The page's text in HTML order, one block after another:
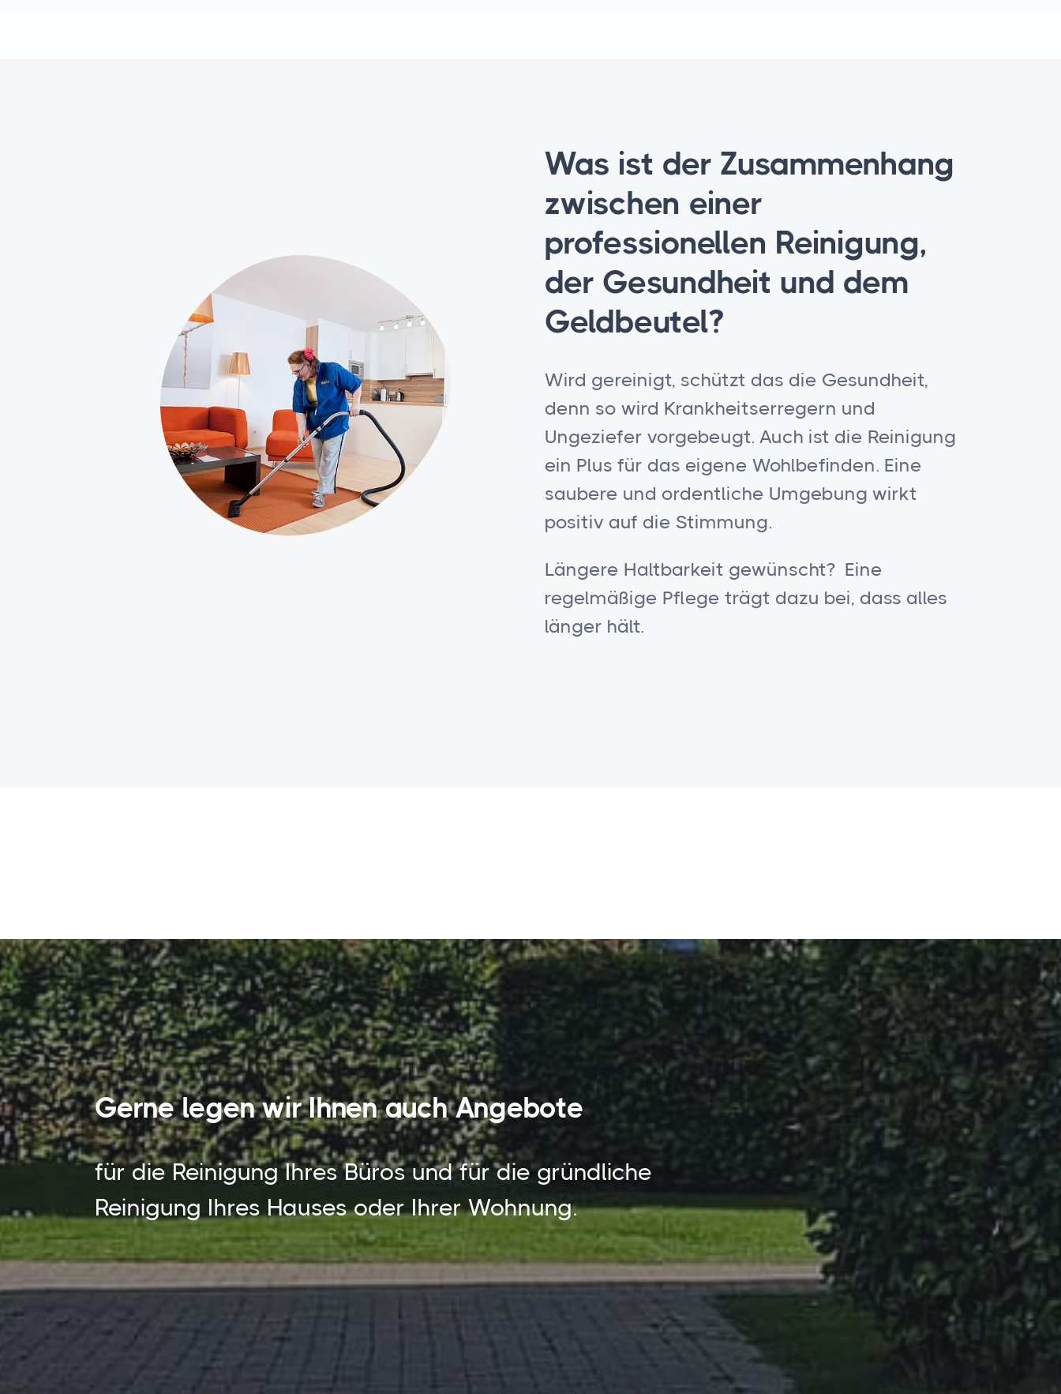
Was ist der Zusammenhang
zwischen einer
professionellen Reinigung,
der Gesundheit und dem
Geldbeutel?
Wird gereinigt, schützt das die Gesundheit,
denn so wird Krankheitserregern und
Ungeziefer vorgebeugt. Auch ist die Reinigung
ein Plus für das eigene Wohlbefinden. Eine
saubere und ordentliche Umgebung wirkt
positiv auf die Stimmung.
Längere Haltbarkeit gewünscht? Eine
regelmäßige Pflege trägt dazu bei, dass alles
länger hält.
Gerne legen wir Ihnen auch Angebote
für die Reinigung Ihres Büros und für die gründliche
Reinigung Ihres Hauses oder Ihrer Wohnung.